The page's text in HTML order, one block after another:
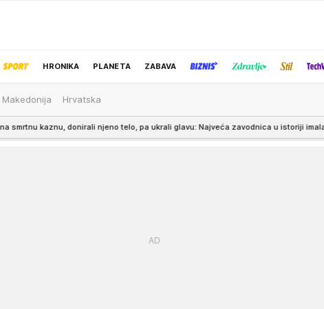
HRONIKA PLANETA ZABAVA
IZBOR UREDNIKAHrvatska
njeno telo, pa ukrali glavu: Najveća zavodnica u istoriji imala je jezivu sudbinu